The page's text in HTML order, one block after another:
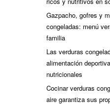
Gazpacho, gofres y
congeladas: menú
familia
Las verduras
alimentación
nutricionales
Cocinar verduras
aire garantiza sus